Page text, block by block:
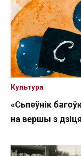
«Сьпеўнік
на вершы з
Культура